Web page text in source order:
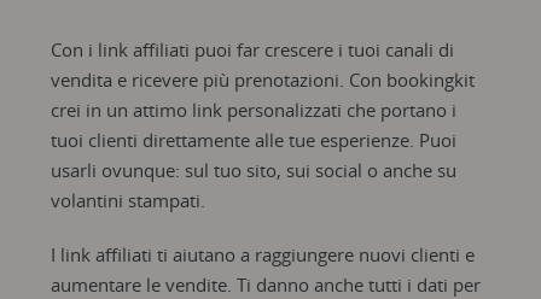
Con i link affiliati puoi far crescere i tuoi canali di
vendita e ricevere più prenotazioni. Con bookingkit
crei in un attimo link personalizzati che portano i
tuoi clienti direttamente alle tue esperienze. Puoi
usarli ovunque: sul tuo sito, sui social o anche su
volantini stampati.
I link affiliati ti aiutano a raggiungere nuovi clienti e
aumentare le vendite. Ti danno anche tutti i dati per